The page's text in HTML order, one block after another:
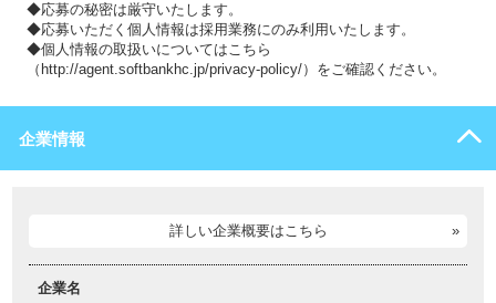
◆応募の秘密は厳守いたします。
◆応募いただく個人情報は採用業務にのみ利用いたします。
◆個人情報の取扱いについてはこちら
（http://agent.softbankhc.jp/privacy-policy/）をご確認ください。
企業情報
詳しい企業概要はこちら
企業名